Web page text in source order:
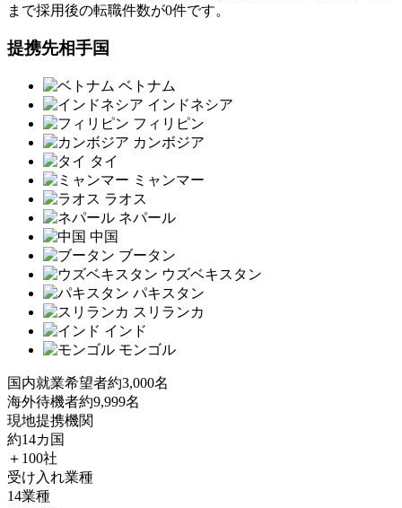
まで採用後の転職件数が0件です。
提携先相手国
ベトナム
インドネシア
フィリピン
カンボジア
タイ
ミャンマー
ラオス
ネパール
中国
ブータン
ウズベキスタン
パキスタン
スリランカ
インド
モンゴル
国内就業希望者約3,000名
海外待機者約9,999名
現地提携機関
約14カ国
＋100社
受け入れ業種
14業種